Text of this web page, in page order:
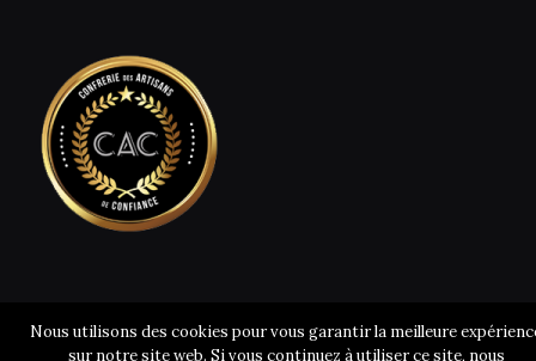
Nous utilisons des cookies pour vous garantir la meilleure
sur notre site web. Si vous continuez à utiliser ce site, nous